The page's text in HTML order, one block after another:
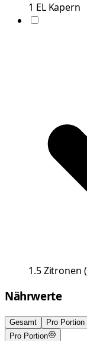
1 EL Kapern
1.5Zitronen (
Nährwerte
Gesamt
Pro Portion
Pro Portion